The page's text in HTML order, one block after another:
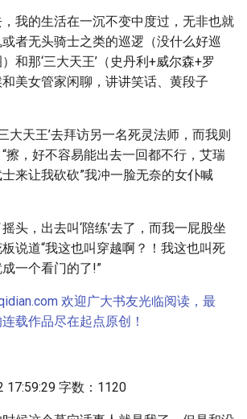
我的生活在一沉不变中度过，无非也就
者无头骑士之类的巡逻（没什么好巡
和那‘三大天王’（史丹利+威尔森+罗
美女管家闲聊，讲讲笑话、黄段子
大天王’去拜访另一名死灵法师，而我则
擦，好不容易能出去一回都不行，艾瑞
来让我砍砍”我冲一脸无奈的女仆喊
头，出去叫‘陪练’去了，而我一屁股坐
说道“我这也叫穿越啊？！我这也叫死
一个看门的了!”
欢迎广大书友光临阅读，最
载作品尽在起点原创！
17:59:29 字数：1120